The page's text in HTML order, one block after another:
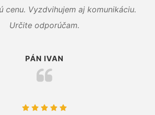
cenu. Vyzdvihujem aj komunikáciu.
Určite odporúčam.
PÁN IVAN